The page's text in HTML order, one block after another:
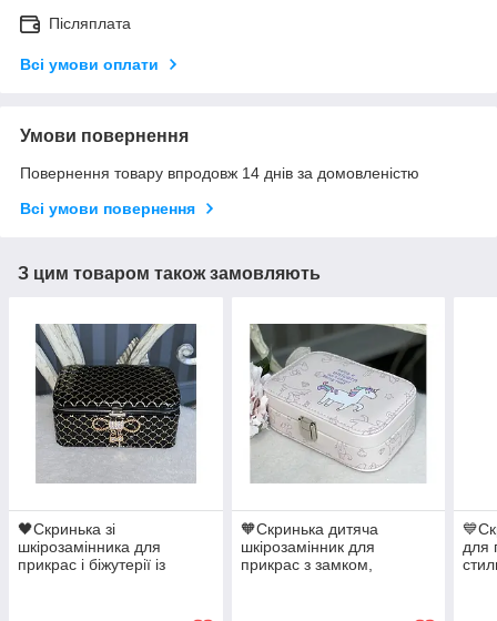
Післяплата
Всі умови оплати
Умови повернення
Повернення товару впродовж 14 днів за домовленістю
Всі умови повернення
З цим товаром також замовляють
🖤Скринька зі
шкірозамінника для
прикрас і біжутерії із
🧡Скринька дитяча
шкірозамінник для
прикрас з замком,
для